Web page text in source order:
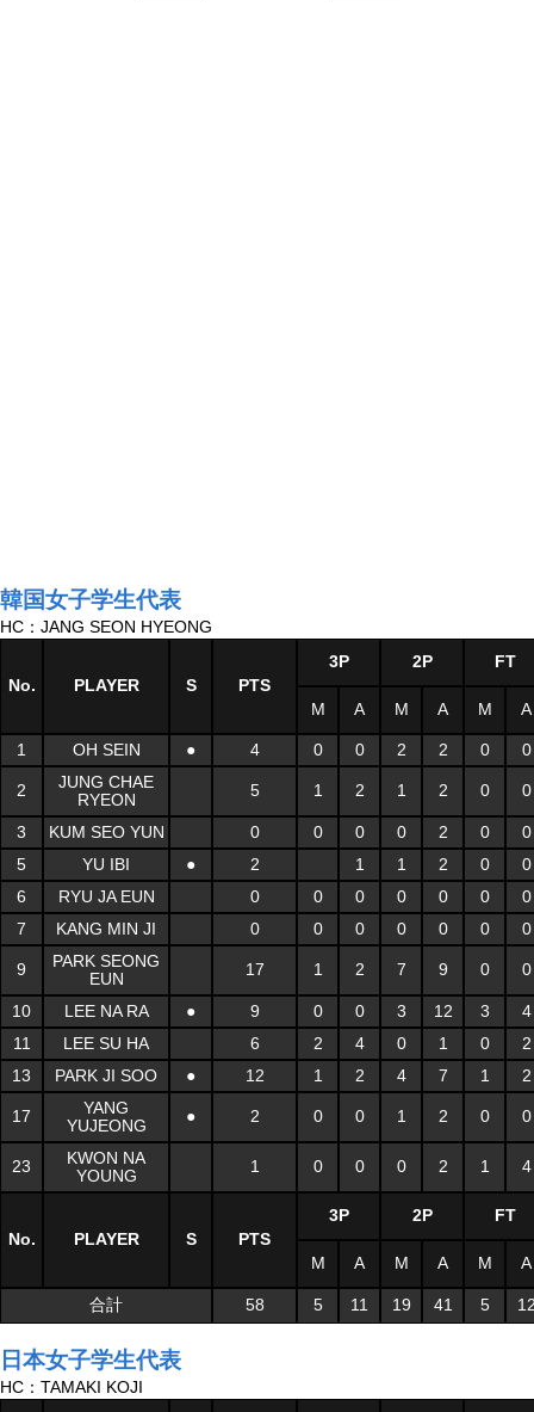
韓国女子学生代表
HC：JANG SEON HYEONG
No. PLAYER S PTS
3P 2P FT
M A M A M A
1 OH SEIN ● 4 0 0 2 2 0 0
2
JUNG CHAE
RYEON
5 1 2 1 2 0 0
3 KUM SEO YUN 0 0 0 0 2 0
0
5
YU IBI ● 2 1 1 2 0
0
6
RYU JA EUN 0 0 0 0 0 0
0
7
KANG MIN JI 0 0 0 0 0 0 0
9
PARK SEONG
EUN
17 1 2 7 9 0 0
10 LEE NA RA ● 9 0 0 3 12 3
4
11
LEE SU HA 6 2 4 0 1 0
2
13
PARK JI SOO ● 12 1 2 4 7 1 2
17
YANG
YUJEONG
● 2 0 0 1 2 0 0
23
KWON NA
YOUNG
1 0 0 0 2 1 4
No. PLAYER S PTS
3P 2P FT
M A M A M A
合計 58 5 11 19 41 5
日本女子学生代表
HC：TAMAKI KOJI